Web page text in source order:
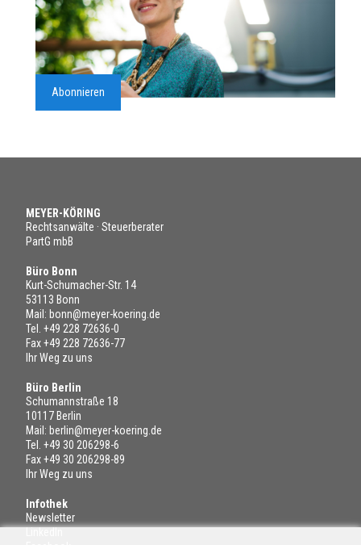
Abonnieren
MEYER-KÖRING
Rechtsanwälte · Steuerberater
PartG mbB
Büro Bonn
Kurt-Schumacher-Str. 14
53113 Bonn
Mail: bonn@meyer-koering.de
Tel. +49 228 72636-0
Fax +49 228 72636-77
Ihr Weg zu uns
Büro Berlin
Schumannstraße 18
10117 Berlin
Mail: berlin@meyer-koering.de
Tel. +49 30 206298-6
Fax +49 30 206298-89
Ihr Weg zu uns
Infothek
Newsletter